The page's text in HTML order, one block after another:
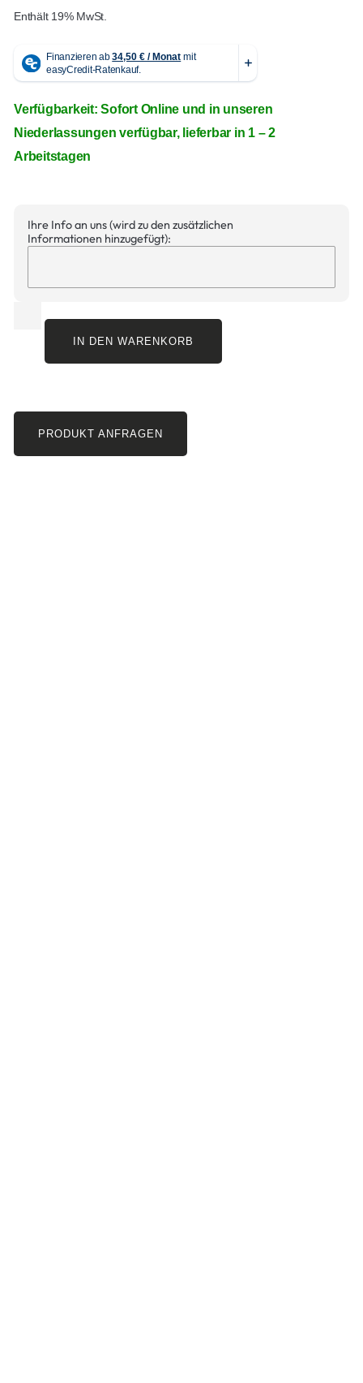
Enthält 19% MwSt.
Verfügbarkeit: Sofort Online und in unseren
Niederlassungen verfügbar, lieferbar in 1 – 2
Arbeitstagen
Ihre Info an uns (wird zu den zusätzlichen
Informationen hinzugefügt):
IN DEN WARENKORB
PRODUKT ANFRAGEN